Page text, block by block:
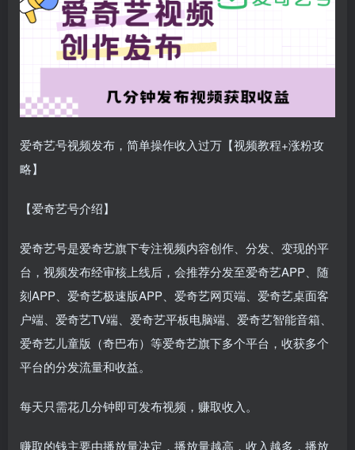
爱奇艺号视频发布，简单操作收入过万【视频教程+涨粉攻
略】
【爱奇艺号介绍】
爱奇艺号是爱奇艺旗下专注视频内容创作、分发、变现的平
台，视频发布经审核上线后，会推荐分发至爱奇艺APP、随
刻APP、爱奇艺极速版APP、爱奇艺网页端、爱奇艺桌面客
户端、爱奇艺TV端、爱奇艺平板电脑端、爱奇艺智能音箱、
爱奇艺儿童版（奇巴布）等爱奇艺旗下多个平台，收获多个
平台的分发流量和收益。
每天只需花几分钟即可发布视频，赚取收入。
赚取的钱主要由播放量决定，播放量越高，收入越多，播放